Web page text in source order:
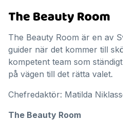
The Beauty Room är en av
guider när det kommer till
kompetent team som
på vägen till det rätta valet.
Chefredaktör: Matilda
The Beauty Room